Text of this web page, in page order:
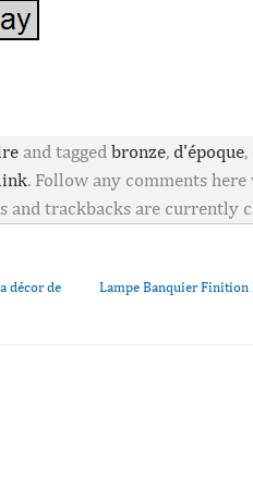
and tagged bronze, d'époque,
. Follow any comments
and trackbacks are currently
décor de
Lampe Banquier Finition